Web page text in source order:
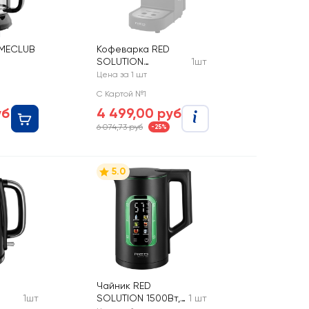
Кофеварка RED
SOLUTION
мощность 1300Вт,
240В, 50/60Гц, Арт.
CM1526
1шт
Цена за 1 шт
С Картой №1
4 499,00 руб
6 074,73 руб -25%
1шт
5.0
Чайник RED
SOLUTION 1500Вт,
1 шт